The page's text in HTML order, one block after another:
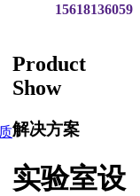
15618136059
Product
Show
解决方案
实验室设